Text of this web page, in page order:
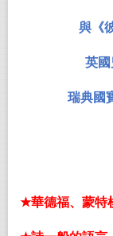
與《
英
瑞典國
★華德福、蒙特